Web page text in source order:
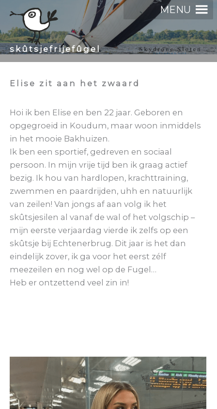
naar
de
inhoud
skûtsjefrijefûgel
MENU
Elise zit aan het zwaard
Hoi ik ben Elise en ben 22 jaar. Geboren en
opgegroeid in Koudum, maar woon inmiddels
in het mooie Bakhuizen.
Ik ben een sportief, gedreven en sociaal
persoon. In mijn vrije tijd ben ik graag actief
bezig. Ik hou van hardlopen, krachttraining,
zwemmen en paardrijden, uhh en natuurlijk
van zeilen! Van jongs af aan volg ik het
skûtsjesilen al vanaf de wal of het volgschip –
mijn eerste verjaardag vierde ik zelfs op een
skûtsje bij Echtenerbrug. Dit jaar is het dan
eindelijk zover, ik ga voor het eerst zélf
meezeilen en nog wel op de Fugel…
Heb er ontzettend veel zin in!